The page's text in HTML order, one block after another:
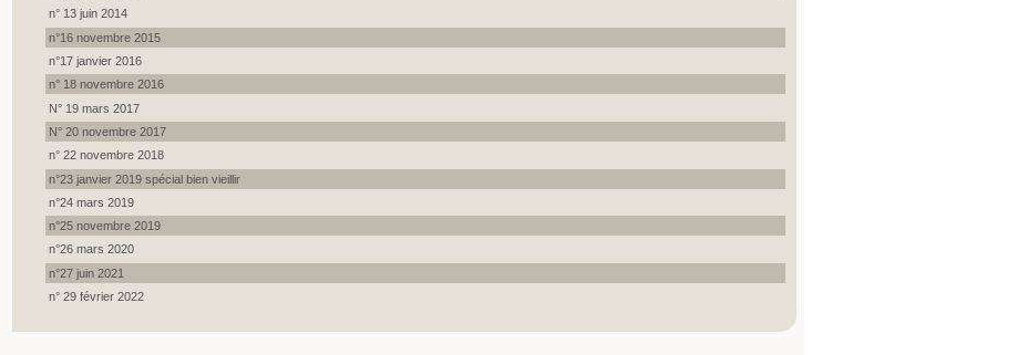
n° 13 juin 2014
n°16 novembre 2015
n°17 janvier 2016
n° 18 novembre 2016
N° 19 mars 2017
N° 20 novembre 2017
n° 22 novembre 2018
n°23 janvier 2019 spécial bien vieillir
n°24 mars 2019
n°25 novembre 2019
n°26 mars 2020
n°27 juin 2021
n° 29 février 2022